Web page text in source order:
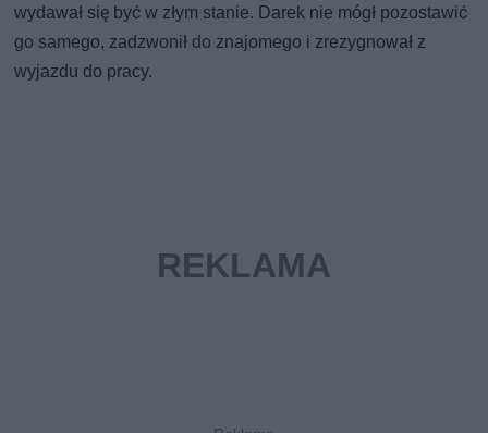
wydawał się być w złym stanie. Darek nie mógł pozostawić
go samego, zadzwonił do znajomego i zrezygnował z
wyjazdu do pracy.